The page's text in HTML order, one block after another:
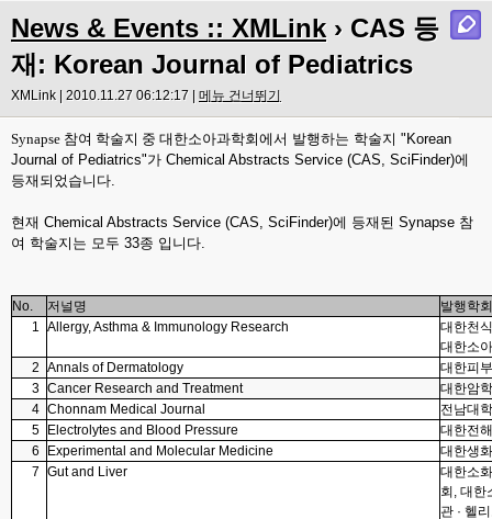
News & Events :: XMLink › CAS 등
재: Korean Journal of Pediatrics
XMLink | 2010.11.27 06:12:17 | 메뉴 건너뛰기
Synapse 참여 학술지 중 대한소아과학회에서 발행하는 학술지 "Korean
Journal of Pediatrics"가 Chemical Abstracts Service (CAS, SciFinder)에
등재되었습니다.
현재 Chemical Abstracts Service (CAS, SciFinder)에 등재된 Synapse 참
여 학술지는 모두 33종 입니다.
No. 저널명
발행학회
1 Allergy, Asthma & Immunology Research
대한천
대한소
2 Annals of Dermatology
대한피
3 Cancer Research and Treatment
대한암
4 Chonnam Medical Journal
전남대
5
Electrolytes and Blood Pressure
대한전
6
Experimental and Molecular Medicine
대한생
7 Gut and Liver
대한소
회, 대한
관 · 헬